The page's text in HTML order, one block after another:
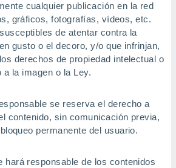
cualquier publicación en la red
gráficos, fotografías, vídeos, etc.
de atentar contra la
gusto o el decoro, y/o que infrinjan,
derechos de propiedad intelectual o
a la imagen o la Ley.
se reserva el derecho a
contenido, sin comunicación previa,
permanente del usuario.
hará responsable de los contenidos